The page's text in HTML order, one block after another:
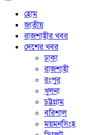
হোম
জাতীয়
রাজশাহীর খবর
দেশের খবর
ঢাকা
রাজশাহী
রংপুর
খুলনা
চট্টগ্রাম
বরিশাল
ময়মনসিংহ